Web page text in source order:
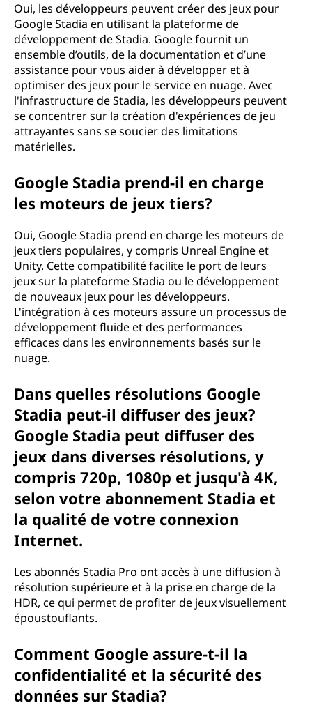
Oui, les développeurs peuvent créer des jeux pour
Google Stadia en utilisant la plateforme de
développement de Stadia. Google fournit un
ensemble d’outils, de la documentation et d’une
assistance pour vous aider à développer et à
optimiser des jeux pour le service en nuage. Avec
l'infrastructure de Stadia, les développeurs peuvent
se concentrer sur la création d'expériences de jeu
attrayantes sans se soucier des limitations
matérielles.
Google Stadia prend-il en charge
les moteurs de jeux tiers?
Oui, Google Stadia prend en charge les moteurs de
jeux tiers populaires, y compris Unreal Engine et
Unity. Cette compatibilité facilite le port de leurs
jeux sur la plateforme Stadia ou le développement
de nouveaux jeux pour les développeurs.
L'intégration à ces moteurs assure un processus de
développement fluide et des performances
efficaces dans les environnements basés sur le
nuage.
Dans quelles résolutions Google
Stadia peut-il diffuser des jeux?
Google Stadia peut diffuser des
jeux dans diverses résolutions, y
compris 720p, 1080p et jusqu'à 4K,
selon votre abonnement Stadia et
la qualité de votre connexion
Internet.
Les abonnés Stadia Pro ont accès à une diffusion à
résolution supérieure et à la prise en charge de la
HDR, ce qui permet de profiter de jeux visuellement
époustouflants.
Comment Google assure-t-il la
confidentialité et la sécurité des
données sur Stadia?